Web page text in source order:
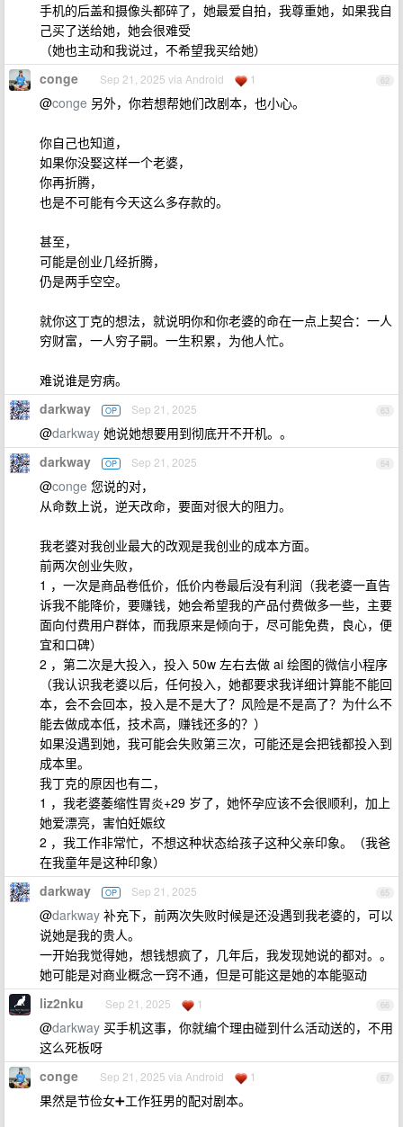
手机的后盖和摄像头都碎了，她最爱自拍，我尊重她，如果我自
己买了送给她，她会很难受
（她也主动和我说过，不希望我买给她）
62
conge Sep 21, 2025 via Android 1
@conge 另外，你若想帮她们改剧本，也小心。
你自己也知道，
如果你没娶这样一个老婆，
你再折腾，
也是不可能有今天这么多存款的。
甚至，
可能是创业几经折腾，
仍是两手空空。
就你这丁克的想法，就说明你和你老婆的命在一点上契合：一人
穷财富，一人穷子嗣。一生积累，为他人忙。
难说谁是穷病。
63
darkway OP Sep 21, 2025
@darkway 她说她想要用到彻底开不开机。。
64
darkway OP Sep 21, 2025
@conge 您说的对，
从命数上说，逆天改命，要面对很大的阻力。
我老婆对我创业最大的改观是我创业的成本方面。
前两次创业失败，
1 ，一次是商品卷低价，低价内卷最后没有利润（我老婆一直告
诉我不能降价，要赚钱，她会希望我的产品付费做多一些，主要
面向付费用户群体，而我原来是倾向于，尽可能免费，良心，便
宜和口碑）
2 ，第二次是大投入，投入 50w 左右去做 ai 绘图的微信小程序
（我认识我老婆以后，任何投入，她都要求我详细计算能不能回
本，会不会回本，投入是不是大了？风险是不是高了？为什么不
能去做成本低，技术高，赚钱还多的？）
如果没遇到她，我可能会失败第三次，可能还是会把钱都投入到
成本里。
我丁克的原因也有二，
1 ，我老婆萎缩性胃炎+29 岁了，她怀孕应该不会很顺利，加上
她爱漂亮，害怕妊娠纹
2 ，我工作非常忙，不想这种状态给孩子这种父亲印象。（我爸
在我童年是这种印象）
65
darkway OP Sep 21, 2025
@darkway 补充下，前两次失败时候是还没遇到我老婆的，可以
说她是我的贵人。
一开始我觉得她，想钱想疯了，几年后，我发现她说的都对。。
她可能是对商业概念一窍不通，但是可能这是她的本能驱动
66
liz2nku Sep 21, 2025 1
@darkway 买手机这事，你就编个理由碰到什么活动送的，不用
这么死板呀
67
conge Sep 21, 2025 via Android 1
果然是节俭女➕工作狂男的配对剧本。